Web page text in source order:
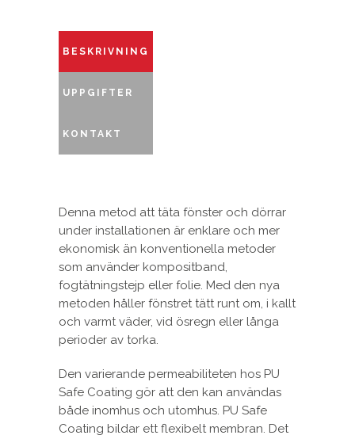
BESKRIVNING
UPPGIFTER
KONTAKT
Denna metod att täta fönster och dörrar
under installationen är enklare och mer
ekonomisk än konventionella metoder
som använder kompositband,
fogtätningstejp eller folie. Med den nya
metoden håller fönstret tätt runt om, i kallt
och varmt väder, vid ösregn eller långa
perioder av torka.
Den varierande permeabiliteten hos PU
Safe Coating gör att den kan användas
både inomhus och utomhus. PU Safe
Coating bildar ett flexibelt membran. Det